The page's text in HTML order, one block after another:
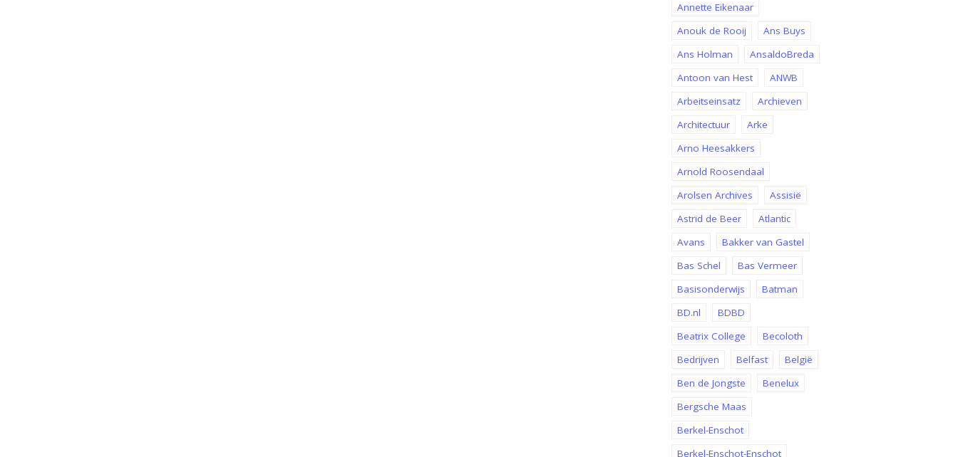
Annette Eikenaar
Anouk de Rooij
Ans Buys
Ans Holman
AnsaldoBreda
Antoon van Hest
ANWB
Arbeitseinsatz
Archieven
Architectuur
Arke
Arno Heesakkers
Arnold Roosendaal
Arolsen Archives
Assisië
Astrid de Beer
Atlantic
Avans
Bakker van Gastel
Bas Schel
Bas Vermeer
Basisonderwijs
Batman
BD.nl
BDBD
Beatrix College
Becoloth
Bedrijven
Belfast
België
Ben de Jongste
Benelux
Bergsche Maas
Berkel-Enschot
Berkel-Enschot-Enschot